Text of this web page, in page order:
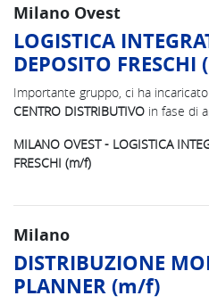
Milano Ovest
LOGISTICA
DEPOSITO
Importante gruppo, ci ha
CENTRO DISTRIBUTIVO in fase di
MILANO OVEST - LOGISTICA
FRESCHI (m/f)
Milano
DISTRIBUZIONE
PLANNER (m/f)